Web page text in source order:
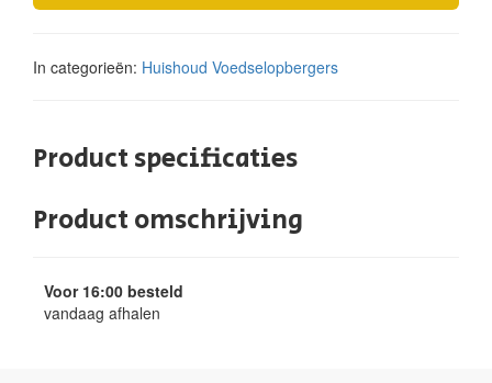
In categorieën: Huishoud Voedselopbergers
Product specificaties
Product omschrijving
Voor 16:00 besteld
vandaag afhalen